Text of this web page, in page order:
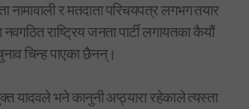
नामावाली र मतदाता परिचयपत्र लगभग तयार
राष्ट्रिय जनता पार्टी लगायतका कैयौं
चिन्ह पाएका छैनन्।
यादवले भने कानुनी अप्ठ्यारा रहेकाले त्यस्ता